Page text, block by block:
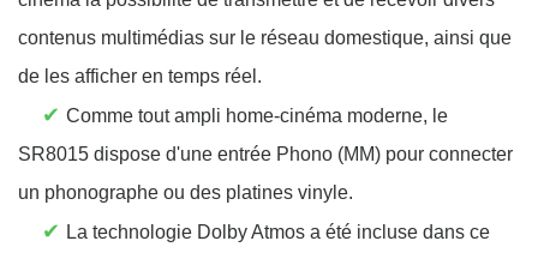
contenus multimédias sur le réseau domestique, ainsi que
de les afficher en temps réel.
✔ Comme tout ampli home-cinéma moderne, le
SR8015 dispose d'une entrée Phono (MM) pour connecter
un phonographe ou des platines vinyle.
✔ La technologie Dolby Atmos a été incluse dans ce